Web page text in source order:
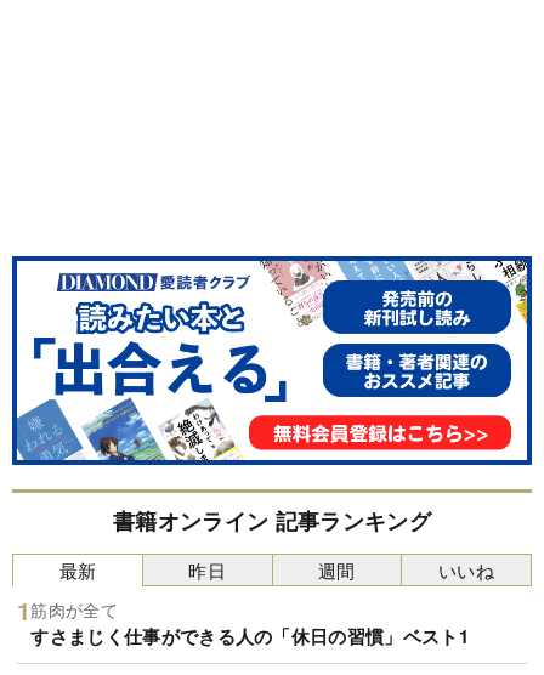
書籍オンライン 記事ランキング
最新
筋肉が全て
すさまじく仕事ができる人の「休日の習慣」ベスト1
昨日 週間 いいね